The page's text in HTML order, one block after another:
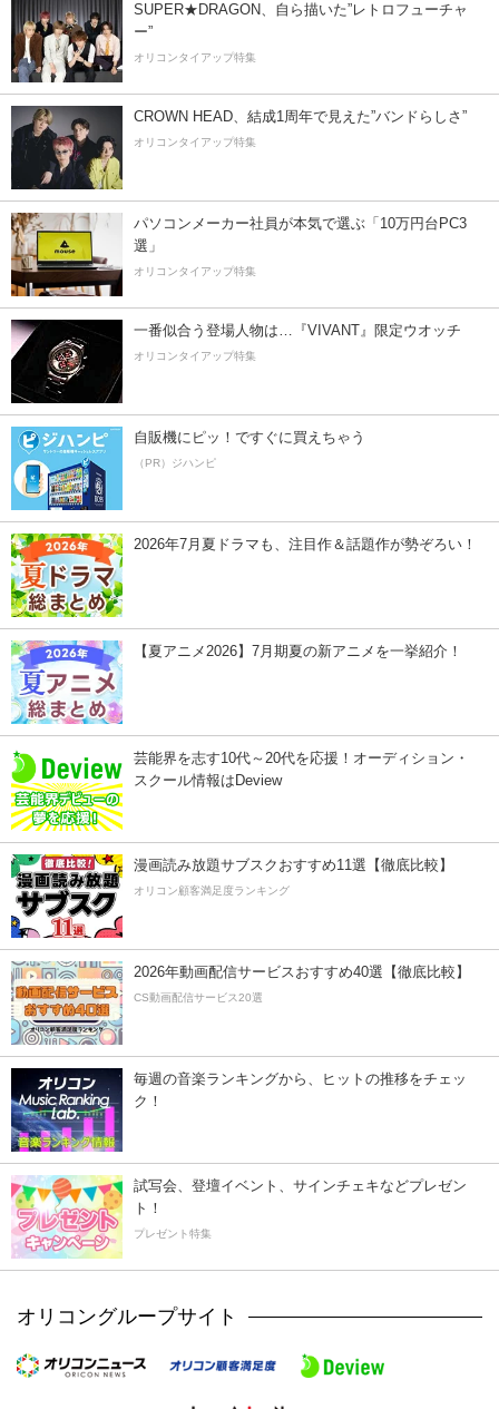
SUPER★DRAGON、自ら描いた”レトロフューチャ
ー”
オリコンタイアップ特集
CROWN HEAD、結成1周年で見えた”バンドらしさ”
オリコンタイアップ特集
パソコンメーカー社員が本気で選ぶ「10万円台PC3
選」
オリコンタイアップ特集
一番似合う登場人物は…『VIVANT』限定ウオッチ
オリコンタイアップ特集
自販機にピッ！ですぐに買えちゃう
（PR）ジハンピ
2026年7月夏ドラマも、注目作＆話題作が勢ぞろい！
【夏アニメ2026】7月期夏の新アニメを一挙紹介！
芸能界を志す10代～20代を応援！オーディション・
スクール情報はDeview
漫画読み放題サブスクおすすめ11選【徹底比較】
オリコン顧客満足度ランキング
2026年動画配信サービスおすすめ40選【徹底比較】
CS動画配信サービス20選
毎週の音楽ランキングから、ヒットの推移をチェッ
ク！
試写会、登壇イベント、サインチェキなどプレゼン
ト！
プレゼント特集
オリコングループサイト